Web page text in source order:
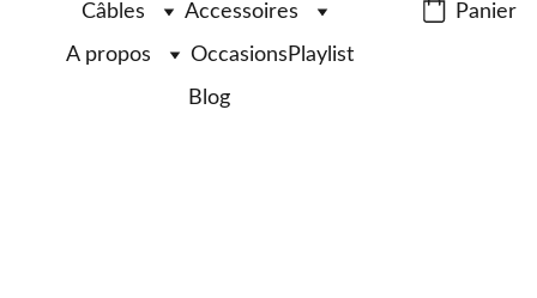
Câbles
Accessoires
A propos
Occasions Playlist
Blog
Panier